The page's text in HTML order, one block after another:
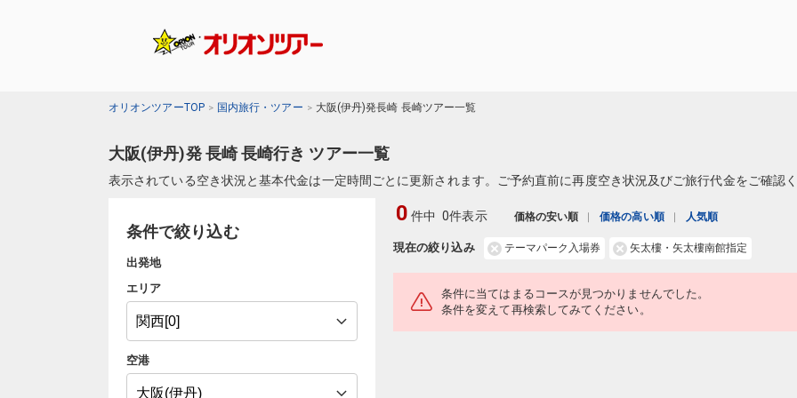
オリオンツアーTOP 国内旅行・ツアー 大阪(伊丹)発長崎 長崎ツアー一覧
大阪(伊丹)発 長崎 長崎行き ツアー一覧
表示されている空き状況と基本代金は一定時間ごとに更新されます。ご予約直前に再度空き状況及びご旅行代金をご確認く
条件で絞り込む
出発地
エリア
空港
現在の絞り込み テーマパーク入場券 矢太樓・矢太樓南館指定
0 件中 0件表示 価格の安い順 価格の高い順 人気順
条件に当てはまるコースが見つかりませんでした。
条件を変えて再検索してみてください。